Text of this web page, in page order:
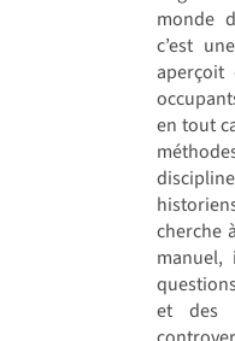
monde
c’est
aperçoit
en tout
cherche
et des